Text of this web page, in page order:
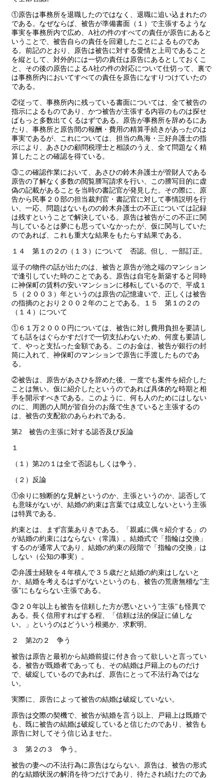
①原告は事務所を退職したのではなく、退職に追い込まれたの
である。なぜならば、被告が準備書面（１）で主張するような
事実を事務所内で広め、A社の件のすべての責任が原告にあると
いうことで、被告自らの責任を回避したことによるものであ
る。前記のとおり、原告は被告に対する愛情と上司であること
を縦として、対外的には一切の責任は原告にあるとしておくこ
と、その後の原告によるA社の件の対応について仕切って、裏で
は事務所内においてすべての責任を原告になすりつけていたの
である。
②従って、事務所内に残っている書面については、全て被告の
指示によるものであり、かつ被告が主張する内容のものは探せ
ばもっと多数出てくるはずである。原告が事務所を辞めるにあ
たり、事務所と原告間の報酬・費用の精算手続きがあったのは
事実であるが、これについては、担当の鳥海・三好弁護士の指
示により、あさひの顧問税理士と相談のうえ、全て問題なく精
算したことの確認を得ている。
③この確認作業において、あさひの鈴木弁護士が管財人である
原告の了解なく多数の閲覧謄写請求を行い、この謄写目的に虚
偽の記載があることを当時の書記官が発見した。その際に、原
告から民事２０部の担当裁判官・書記官に対して事情説明を行
い、一応、問題はないものの鈴木弁護士の不正については記録
は残すということで解決している。原告は被告がこの不正に関
与しているとは夢にも思っていなかったが、仮に関与していた
のであれば、これも重大な結果をもたらす結果である。
１４ 第１の２の（１３）について 否認。但し、一部訂正。
逗子の物件の話が出たのは、被告と原告が池之端のマンション
で逢引していた時のことである。原告は自宅を新築すると同時
に神保町の賃料の安いマンションに移転しているので、平成１
５（２００３）年というのは原告の記憶違いで、正しくは被告
の指摘のとおり２００２年のことである。１５ 第１の２の
（１４）について
①６１万２０００円については、被告に対し費用負担を要請し
ても話をはぐらかすだけで一切支払わないため、何度も要請し
て、やっと支払った金額である。このお金は、被告が銀行の封
筒に入れて、神保町のマンションで原告に手渡したものであ
る。
②被告は、原告があさひを辞めた後、一度でも案件を紹介した
ことは無い。仮に紹介したというのであれば具体的な時期と相
手を開示すべきである。このように、何も人のためにはしない
のに、周囲の人間が皆自分のお蔭で生きていると主張するの
は、被告の支配欲のあらわれである。
第2 被告の主張に対する認否及び反論
１
（１）第2の１は全て否認もしくは争う。
（２）反論
①余りに独断的な見解というのか、主張というのか、認否して
も意味がないが、結婚の約束は言葉では成立しないという主張
は特異である。
約束とは、まず言葉ありきである。「親戚に偶々紹介する」の
が結婚の約束にはならない（常識）。結婚式で「指輪は交換」
するのが通常人であり、結婚の約束の段階で「指輪の交換」は
しない（公知の事実）。
②弁護士経験を４年積んで３５歳だと結婚の約束はしないと
か、結婚を考えるはずがないというのも、被告の荒唐無稽な”主
張”にもならない主張である。
③２０年以上も被告を信頼した方が悪いという”主張”も怪異で
ある。長く信用すればする程、「信頼は法的保証に値しな
い。」というのはどういう根拠か、求釈明。
２ 第2の２ 争う
被告は原告と最初から結婚前提に付き合って欲しいと言ってい
る。被告が既婚者であっても、その結婚は戸籍上のものだけ
で、破綻しているのであれば、原告にとって不法行為ではな
い。
実際に、原告によって被告の結婚は破綻していない。
原告は交際の契機で、被告が結婚を言う以上、戸籍上は既婚で
も、既に被告の結婚は破綻していると信じたのであり、被告も
原告に対してそう信じ込ませた。
３ 第２の３ 争う。
被告の妻への不法行為に原告はならない。原告は、被告の形式
的な結婚状況の解消を待つだけであり、待たされ続けたのであ